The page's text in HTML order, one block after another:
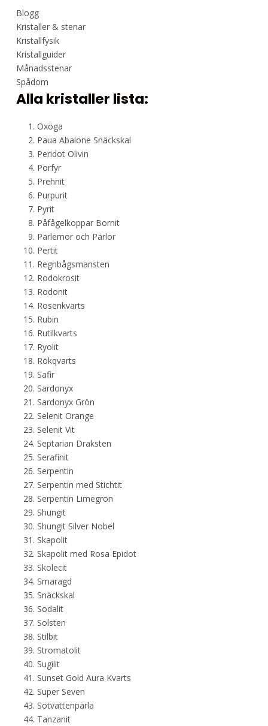
Blogg
Kristaller & stenar
Kristallfysik
Kristallguider
Månadsstenar
Spådom
Alla kristaller lista:
Oxöga
Paua Abalone Snäckskal
Peridot Olivin
Porfyr
Prehnit
Purpurit
Pyrit
Påfågelkoppar Bornit
Pärlemor och Pärlor
Pertit
Regnbågsmansten
Rodokrosit
Rodonit
Rosenkvarts
Rubin
Rutilkvarts
Ryolit
Rökqvarts
Safir
Sardonyx
Sardonyx Grön
Selenit Orange
Selenit Vit
Septarian Draksten
Serafinit
Serpentin
Serpentin med Stichtit
Serpentin Limegrön
Shungit
Shungit Silver Nobel
Skapolit
Skapolit med Rosa Epidot
Skolecit
Smaragd
Snäckskal
Sodalit
Solsten
Stilbit
Stromatolit
Sugilit
Sunset Gold Aura Kvarts
Super Seven
Sötvattenpärla
Tanzanit